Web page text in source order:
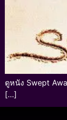
ดูหนัง Swept
[…]